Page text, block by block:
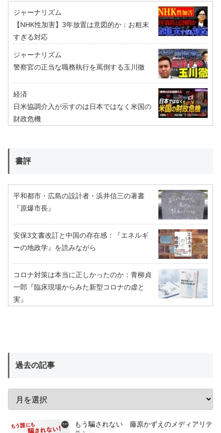
ジャーナリズム
【NHK性加害】3年放置は意図的か：お粗末
すぎる対応
ジャーナリズム
警察官の正当な職務執行を罵倒する玉川徹
経済
日米協調介入が示すのは日本ではなく米国の
財政危機
書評
平和都市・広島の設計者・浜井信三の著書
『原爆市長』
安保3文書改訂と中国の存在感：『エネルギ
ーの地政学』を読みながら
コロナ対策は本当に正しかったのか：青柳貞
一郎『臨床現場からみた新型コロナの虚と
実』
過去の記事
もう騙されない 藤原かずえのメディアリテ